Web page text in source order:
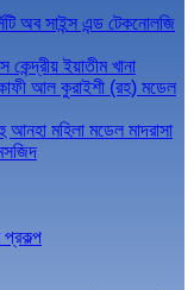
অব সাইন্স এন্ড টেকনোলজি
ইয়াতীম খানা
আল কুরাইশী (রহ) মডেল
আনহা মহিলা মডেল মাদরাসা